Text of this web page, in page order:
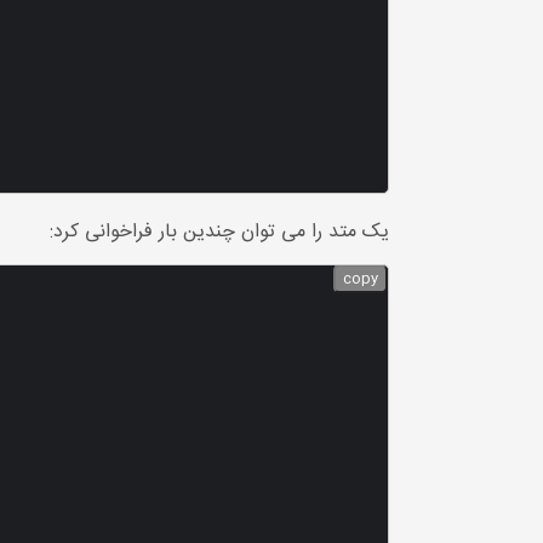
یک متد را می توان چندین بار فراخوانی کرد:
copy